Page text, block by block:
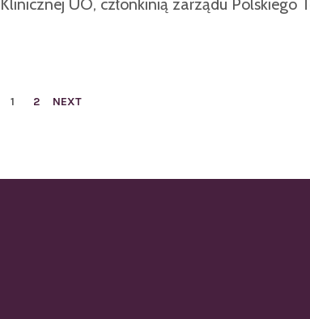
Klinicznej UO, członkinią zarządu
1 2 NEXT